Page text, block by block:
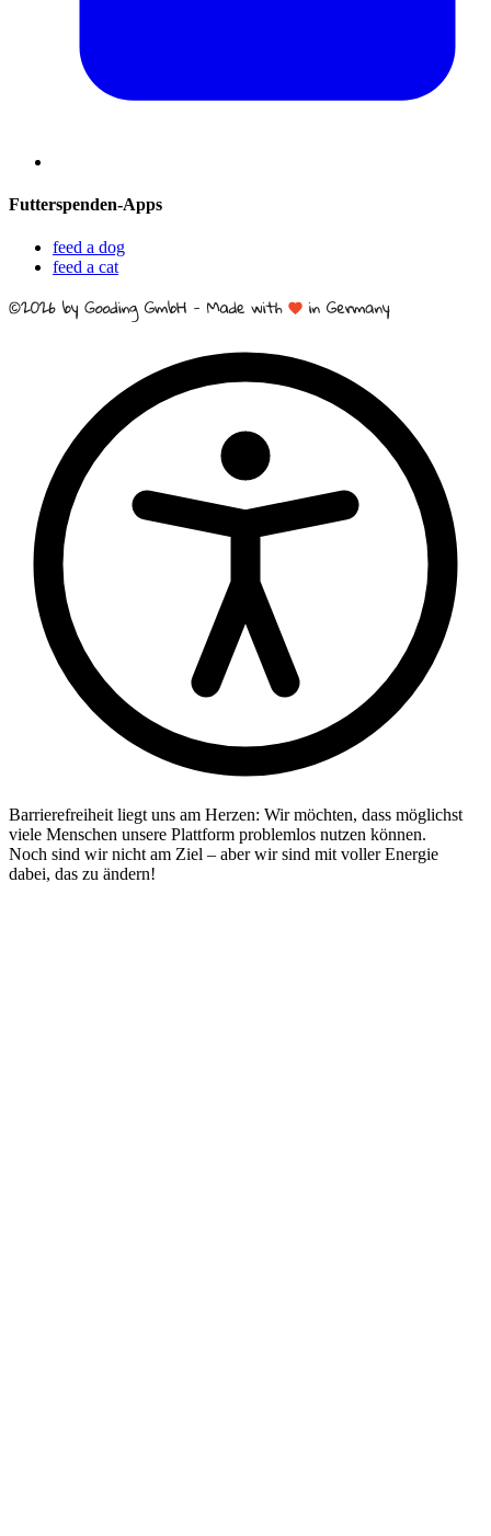
Futterspenden-Apps
feed a dog
feed a cat
Barrierefreiheit liegt uns am Herzen: Wir möchten, dass möglichst
viele Menschen unsere Plattform problemlos nutzen können.
Noch sind wir nicht am Ziel – aber wir sind mit voller Energie
dabei, das zu ändern!